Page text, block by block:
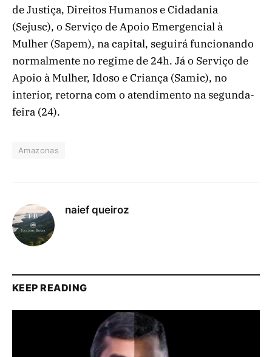
de Justiça, Direitos Humanos e Cidadania
(Sejusc), o Serviço de Apoio Emergencial à
Mulher (Sapem), na capital, seguirá funcionando
normalmente no regime de 24h. Já o Serviço de
Apoio à Mulher, Idoso e Criança (Samic), no
interior, retorna com o atendimento na segunda-
feira (24).
Amazonas
naief queiroz
KEEP READING